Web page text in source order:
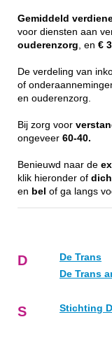
Gemiddeld
voor diensten aan
ouderenzorg , en €
De verdeling van
of
en ouderenzorg.
Bij zorg voor
ongeveer 60-40.
Benieuwd naar de
klik hieronder of
en bel of ga langs
D
De Trans
De Trans
S Stichting